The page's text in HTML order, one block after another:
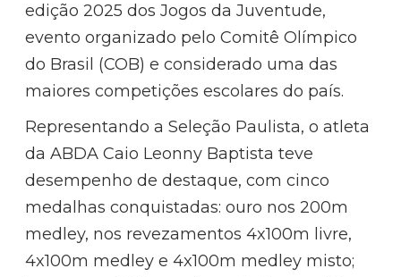
edição 2025 dos Jogos da Juventude,
evento organizado pelo Comitê Olímpico
do Brasil (COB) e considerado uma das
maiores competições escolares do país.
Representando a Seleção Paulista, o atleta
da ABDA Caio Leonny Baptista teve
desempenho de destaque, com cinco
medalhas conquistadas: ouro nos 200m
medley, nos revezamentos 4x100m livre,
4x100m medley e 4x100m medley misto;